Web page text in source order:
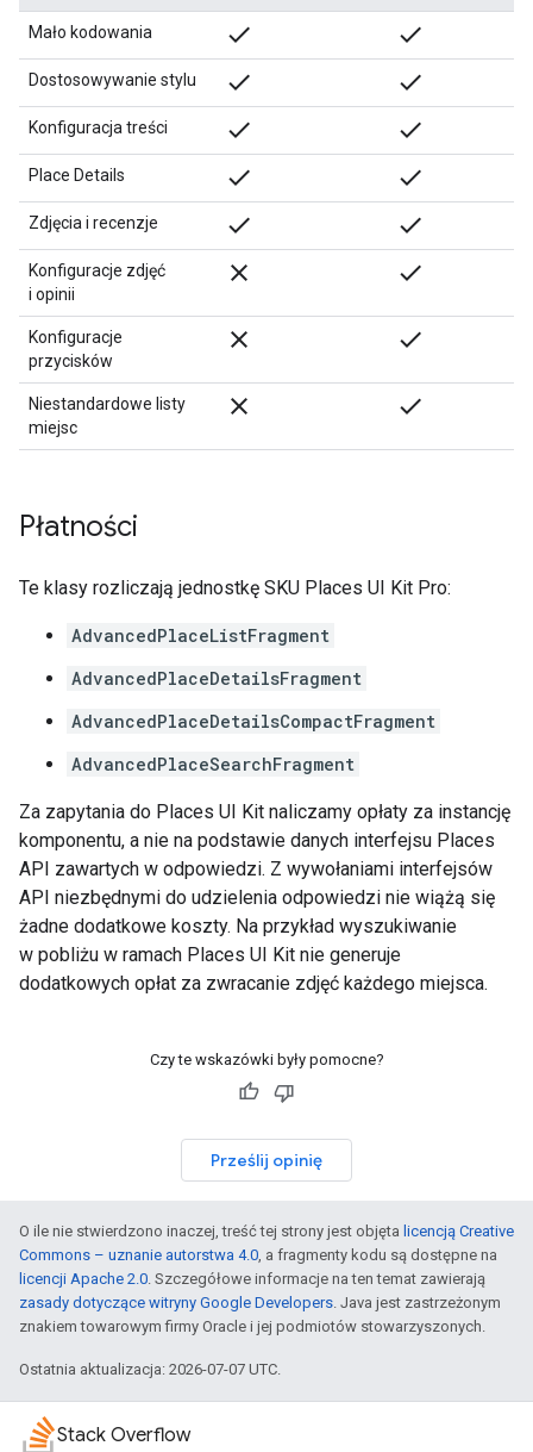
Mało kodowania done done
Dostosowywanie stylu done done
Konfiguracja treści done done
Place Details done done
Zdjęcia i recenzje check check
Konfiguracje zdjęć
i opinii
close check
Konfiguracje
przycisków
close check
Niestandardowe listy
miejsc
close check
Płatności
Te klasy rozliczają jednostkę SKU Places UI Kit Pro:
AdvancedPlaceListFragment
AdvancedPlaceDetailsFragment
AdvancedPlaceDetailsCompactFragment
AdvancedPlaceSearchFragment
Za zapytania do Places UI Kit naliczamy opłaty za instancję
komponentu, a nie na podstawie danych interfejsu Places
API zawartych w odpowiedzi. Z wywołaniami interfejsów
API niezbędnymi do udzielenia odpowiedzi nie wiążą się
żadne dodatkowe koszty. Na przykład wyszukiwanie
w pobliżu w ramach Places UI Kit nie generuje
dodatkowych opłat za zwracanie zdjęć każdego miejsca.
Czy te wskazówki były pomocne?
Prześlij opinię
O ile nie stwierdzono inaczej, treść tej strony jest objęta licencją Creative
Commons – uznanie autorstwa 4.0 , a fragmenty kodu są dostępne na
licencji Apache 2.0 . Szczegółowe informacje na ten temat zawierają
zasady dotyczące witryny Google Developers . Java jest zastrzeżonym
znakiem towarowym firmy Oracle i jej podmiotów stowarzyszonych.
Ostatnia aktualizacja: 2026-07-07 UTC.
Stack Overflow